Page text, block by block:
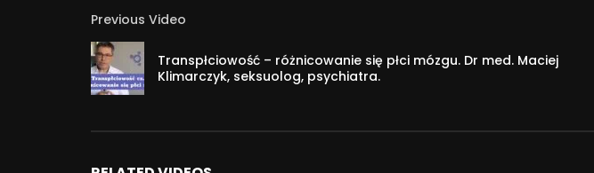
#sztucznainteligencja #etyka #psychologia
1 771
Previous Video
Transpłciowość – różnicowanie się płci mózgu. Dr med. Maciej
Klimarczyk, seksuolog, psychiatra.